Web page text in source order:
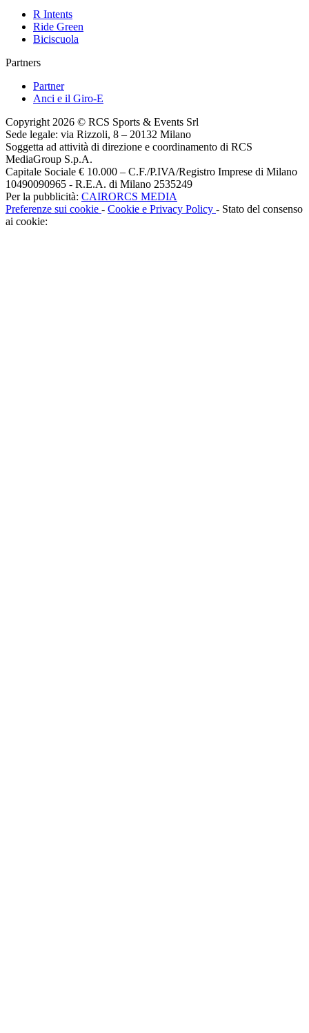
R Intents
Ride Green
Biciscuola
Partners
Partner
Anci e il Giro-E
Copyright 2026 © RCS Sports & Events Srl
Sede legale: via Rizzoli, 8 – 20132 Milano
Soggetta ad attività di direzione e coordinamento di RCS
MediaGroup S.p.A.
Capitale Sociale € 10.000 – C.F./P.IVA/Registro Imprese di Milano
10490090965 - R.E.A. di Milano 2535249
Per la pubblicità: CAIRORCS MEDIA
Preferenze sui cookie - Cookie e Privacy Policy - Stato del consenso
ai cookie: